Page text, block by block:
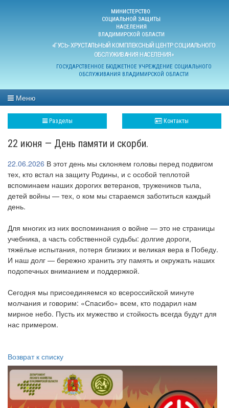
МИНИСТЕРСТВО
СОЦИАЛЬНОЙ ЗАЩИТЫ
НАСЕЛЕНИЯ
ВЛАДИМИРСКОЙ ОБЛАСТИ
«ГУСЬ- ХРУСТАЛЬНЫЙ КОМПЛЕКСНЫЙ ЦЕНТР СОЦИАЛЬНОГО
ОБСЛУЖИВАНИЯ НАСЕЛЕНИЯ»
ГОСУДАРСТВЕННОЕ БЮДЖЕТНОЕ УЧРЕЖДЕНИЕ СОЦИАЛЬНОГО
ОБСЛУЖИВАНИЯ ВЛАДИМИРСКОЙ ОБЛАСТИ
Меню
Разделы Контакты
22 июня — День памяти и скорби.
22.06.2026 В этот день мы склоняем головы перед подвигом
тех, кто встал на защиту Родины, и с особой теплотой
вспоминаем наших дорогих ветеранов, тружеников тыла,
детей войны — тех, о ком мы стараемся заботиться каждый
день.
Для многих из них воспоминания о войне — это не страницы
учебника, а часть собственной судьбы: долгие дороги,
тяжёлые испытания, потеря близких и великая вера в Победу.
И наш долг — бережно хранить эту память и окружать наших
подопечных вниманием и поддержкой.
Сегодня мы присоединяемся ко всероссийской минуте
молчания и говорим: «Спасибо» всем, кто подарил нам
мирное небо. Пусть их мужество и стойкость всегда будут для
нас примером.
Возврат к списку